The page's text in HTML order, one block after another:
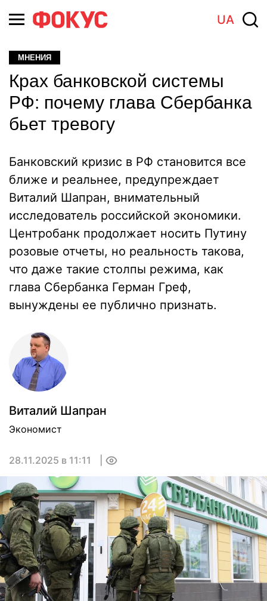
UA
МНЕНИЯ
Крах банковской системы
РФ: почему глава Сбербанка
бьет тревогу
Банковский кризис в РФ становится все
ближе и реальнее, предупреждает
Виталий Шапран, внимательный
исследователь российской экономики.
Центробанк продолжает носить Путину
розовые отчеты, но реальность такова,
что даже такие столпы режима, как
глава Сбербанка Герман Греф,
вынуждены ее публично признать.
Виталий Шапран
Экономист
28.11.2025 в 11:11